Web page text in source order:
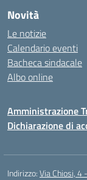
Novità
Le notizie
Calendario eventi
Bacheca sindacale
Albo online
Amministrazione
Dichiarazione di
Indirizzo:Via Chiosi, 4